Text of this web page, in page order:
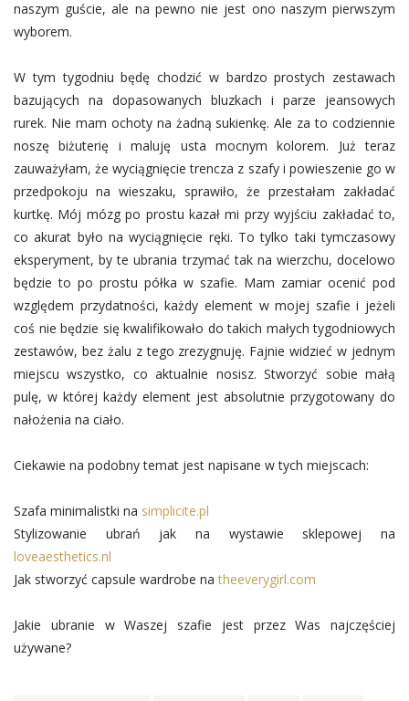
naszym guście, ale na pewno nie jest ono naszym pierwszym
wyborem.
W tym tygodniu będę chodzić w bardzo prostych zestawach
bazujących na dopasowanych bluzkach i parze jeansowych
rurek. Nie mam ochoty na żadną sukienkę. Ale za to codziennie
noszę biżuterię i maluję usta mocnym kolorem. Już teraz
zauważyłam, że wyciągnięcie trencza z szafy i powieszenie go w
przedpokoju na wieszaku, sprawiło, że przestałam zakładać
kurtkę. Mój mózg po prostu kazał mi przy wyjściu zakładać to,
co akurat było na wyciągnięcie ręki. To tylko taki tymczasowy
eksperyment, by te ubrania trzymać tak na wierzchu, docelowo
będzie to po prostu półka w szafie. Mam zamiar ocenić pod
względem przydatności, każdy element w mojej szafie i jeżeli
coś nie będzie się kwalifikowało do takich małych tygodniowych
zestawów, bez żalu z tego zrezygnuję. Fajnie widzieć w jednym
miejscu wszystko, co aktualnie nosisz. Stworzyć sobie małą
pulę, w której każdy element jest absolutnie przygotowany do
nałożenia na ciało.
Ciekawie na podobny temat jest napisane w tych miejscach:
Szafa minimalistki na simplicite.pl
Stylizowanie ubrań jak na wystawie sklepowej na
loveaesthetics.nl
Jak stworzyć capsule wardrobe natheeverygirl.com
Jakie ubranie w Waszej szafie jest przez Was najczęściej
używane?